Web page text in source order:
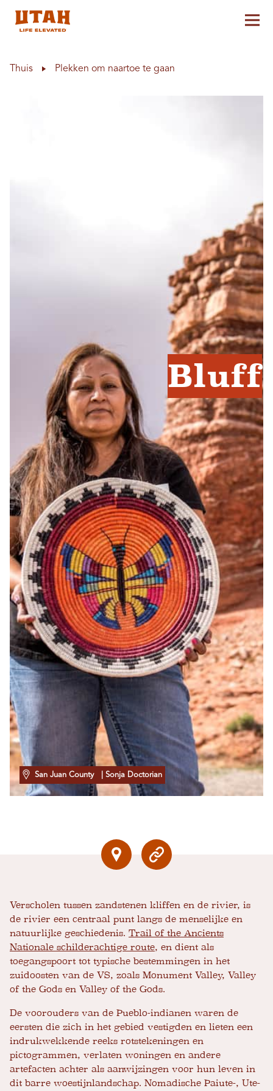
Thuis Plekken om naartoe te gaan
Bluff
San Juan County | Sonja Doctorian
Verscholen tussen zandstenen kliffen en de rivier, is
de rivier een centraal punt langs de menselijke en
natuurlijke geschiedenis. Trail of the Ancients
Nationale schilderachtige route, en dient als
toegangspoort tot typische bestemmingen in het
zuidoosten van de VS, zoals Monument Valley, Valley
of the Gods en Valley of the Gods.
De voorouders van de Pueblo-indianen waren de
eersten die zich in het gebied vestigden en lieten een
indrukwekkende reeks rotstekeningen en
pictogrammen, verlaten woningen en andere
artefacten achter als aanwijzingen voor hun leven in
dit barre woestijnlandschap. Nomadische Paiute-, Ute-